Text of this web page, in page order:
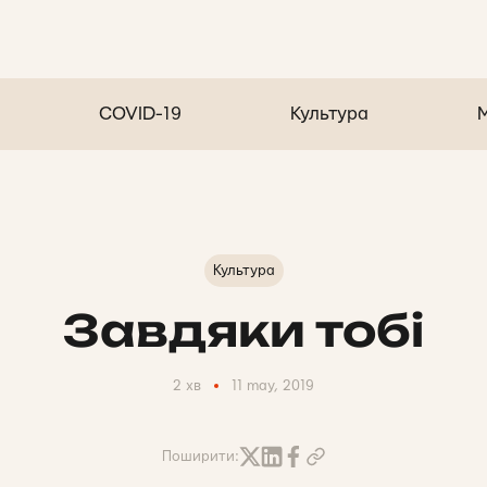
COVID-19 Культура
Культура
Завдяки тобі
2 хв 11 may, 2019
Поширити: